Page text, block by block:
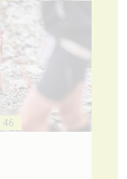
46